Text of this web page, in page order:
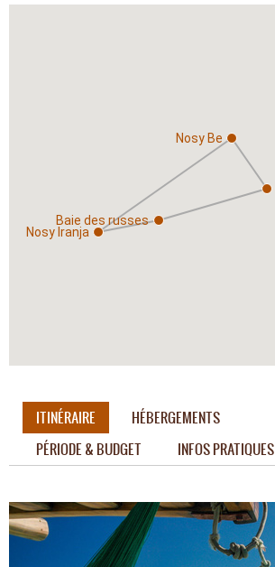
Nosy Be
Baie des russes
Nosy Iranja
ITINÉRAIRE
HÉBERGEMENTS
PÉRIODE & BUDGET
INFOS PRATIQUES